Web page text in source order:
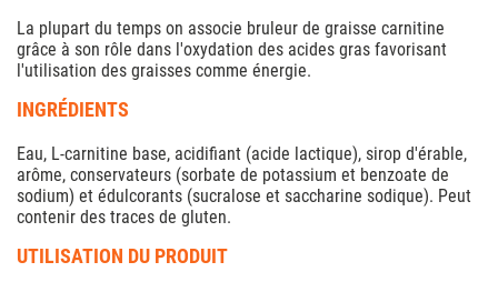
La plupart du temps on associe bruleur de graisse carnitine
grâce à son rôle dans l'oxydation des acides gras favorisant
l'utilisation des graisses comme énergie.
INGRÉDIENTS
Eau, L-carnitine base, acidifiant (acide lactique), sirop d'érable,
arôme, conservateurs (sorbate de potassium et benzoate de
sodium) et édulcorants (sucralose et saccharine sodique). Peut
contenir des traces de gluten.
UTILISATION DU PRODUIT